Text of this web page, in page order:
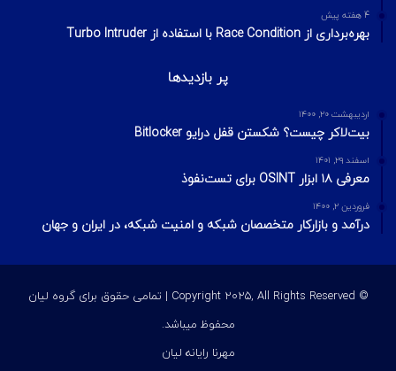
4 هفته پیش
بهره‌برداری از Race Condition با استفاده از Turbo Intruder
پر بازدیدها
اردیبهشت ۲۰, ۱۴۰۰
بیت‌لاکر چیست؟ شکستن قفل درایو Bitlocker
اسفند ۲۹, ۱۴۰۱
معرفی ۱۸ ابزار OSINT برای تست‌نفوذ
فروردین ۲, ۱۴۰۰
درآمد و بازارکار متخصصان شبکه و امنیت شبکه، در ایران و جهان
© Copyright 2025, All Rights Reserved | تمامی حقوق برای گروه لیان
محفوظ میباشد.
مهرنا رایانه لیان